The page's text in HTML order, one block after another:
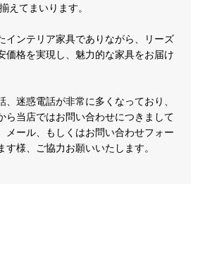
えてまいります。
インテリア家具でありながら、リーズ
価格を実現し、魅力的な家具をお届け
、迷惑電話が非常に多くなっており、
ら当店ではお問い合わせにつきまして
メール、もしくはお問い合わせフォー
す様、ご協力お願いいたします。